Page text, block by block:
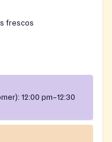
gently used
open to
do not require
called
for the community.
frescos
12:00 pm–12:30